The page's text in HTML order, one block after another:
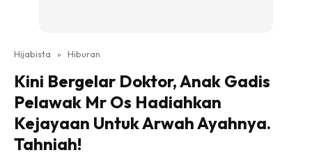
Hijabista » Hiburan
Kini Bergelar Doktor, Anak Gadis
Pelawak Mr Os Hadiahkan
Kejayaan Untuk Arwah Ayahnya.
Tahniah!